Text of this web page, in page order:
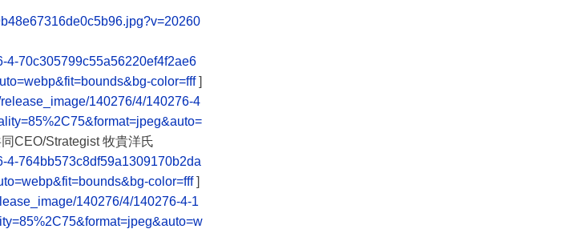
4-70c305799c55a56220ef4f2ae6
color=fff]
140276/4/140276-4
CEO/Strategist 牧貴洋氏
4-764bb573c8df59a1309170b2da
color=fff]
140276/4/140276-4-1